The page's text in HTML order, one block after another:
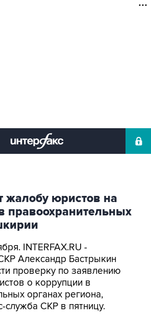
жалобу юристов на
правоохранительных
INTERFAX.RU -
Александр Бастрыкин
проверку по заявлению
о коррупции в
органах региона,
служба СКР в пятницу.